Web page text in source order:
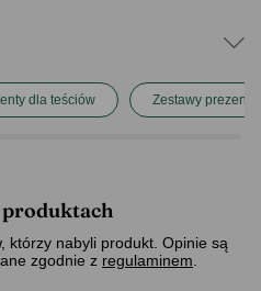
dla teściów Zestawy
którzy nabyli produkt. Opinie są
zgodnie z regulaminem